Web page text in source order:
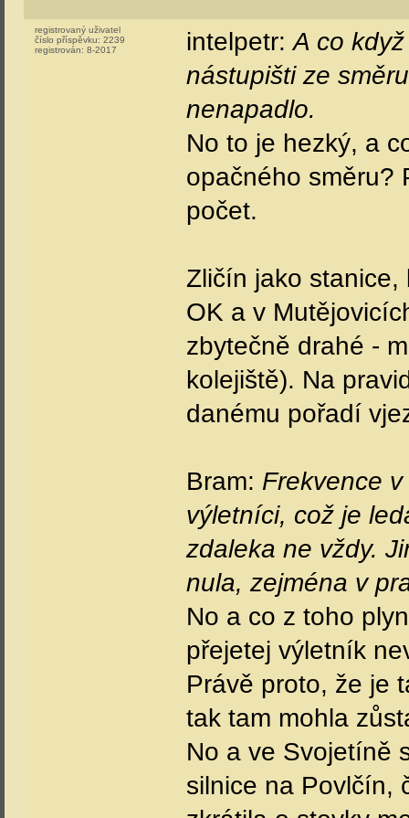
registrovaný uživatel
číslo příspěvku: 2239
registrován: 8-2017 intelpetr:A co
nástupišti ze
nenapadlo.
No to je hezký, a
opačného směru?
počet.
Zličín jako stanice,
OK a v
zbytečně drahé -
kolejiště). Na
danému pořadí
Bram: Frekvence
výletníci, což je
zdaleka ne vždy.
nula, zejména v
No a co z toho
přejetej výletník
Právě proto, že je
tak tam mohla
No a ve Svojetíně
silnice na Povlčín,